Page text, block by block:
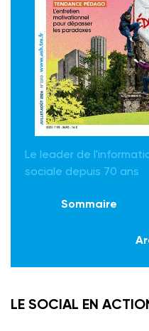
Le leader de
sociale depuis 70 ans
Sommaire
LE SOCIAL EN